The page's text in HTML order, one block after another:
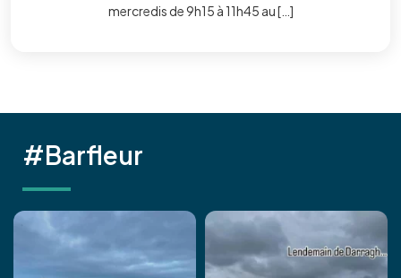
mercredis de 9h15 à 11h45 au […]
#Barfleur